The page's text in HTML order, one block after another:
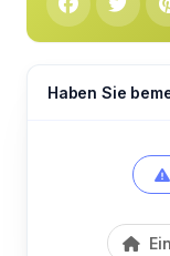
Haben Sie